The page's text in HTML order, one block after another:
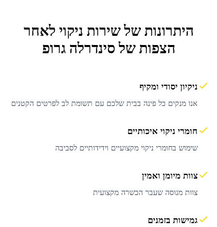
היתרונות של שירות ניקוי לאחר
הצפות של סינדרלה גרופ
ניקיון יסודי ומקיף
אנו מנקים כל פינה בבית שלכם עם תשומת לב לפרטים הקטנים
חומרי ניקוי איכותיים
שימוש בחומרי ניקוי מקצועיים וידידותיים לסביבה
צוות מיומן ואמין
צוות מנוסה שעבר הכשרה מקצועית
גמישות בזמנים